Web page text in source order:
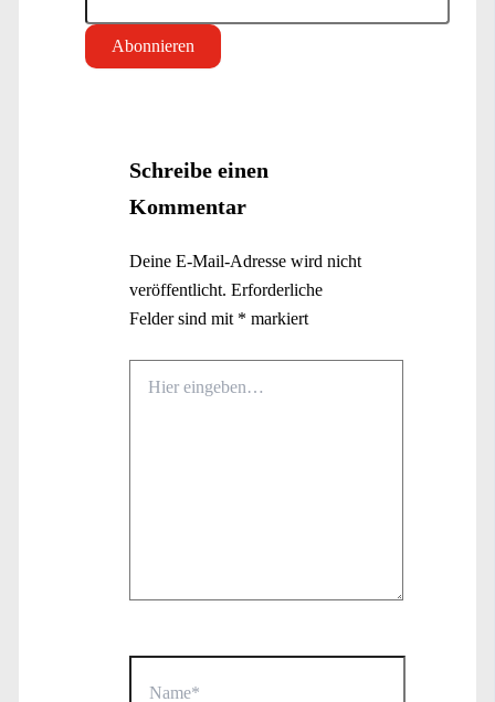
Schreibe einen
Kommentar
Deine E-Mail-Adresse wird nicht
veröffentlicht. Erforderliche
Felder sind mit * markiert
eingeben…